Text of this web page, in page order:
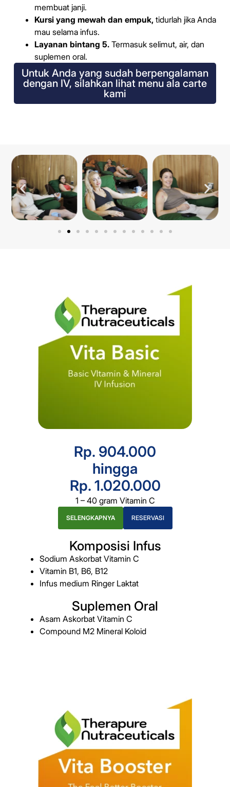
membuat janji.
Kursi yang mewah dan empuk,tidurlah jika Anda
mau selama infus.
Layanan bintang 5.Termasuk selimut, air, dan
suplemen oral.
Untuk Anda yang sudah berpengalaman
dengan IV, silahkan lihat menu ala carte
kami
Rp. 904.000
hingga
Rp. 1.020.000
1 – 40 gram Vitamin C
SELENGKAPNYA RESERVASI
Komposisi Infus
Sodium Askorbat Vitamin C
Vitamin B1, B6, B12
Infus medium Ringer Laktat
Suplemen Oral
Asam Askorbat Vitamin C
Compound M2 Mineral Koloid